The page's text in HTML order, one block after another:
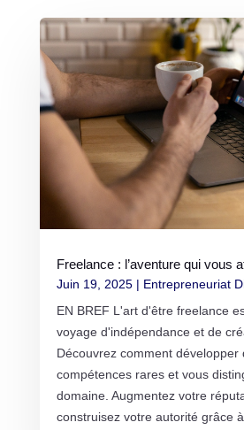
Freelance : l’aventure qui vous
Juin 19, 2025| Entrepreneuriat
EN BREF L'art d'être freelance
voyage d'indépendance et de
Découvrez comment développer
compétences rares et vous
domaine. Augmentez votre
construisez votre autorité grâce